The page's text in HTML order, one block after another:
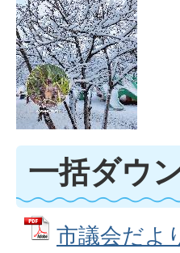
一括ダウ
市議会だよ